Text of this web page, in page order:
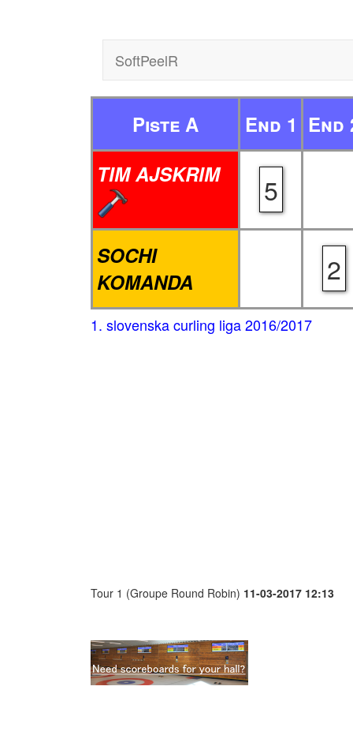
SoftPeelR
Piste A End 1 End
TIM AJSKRIM
5
SOCHI
KOMANDA
2
1. slovenska curling liga 2016/2017
Tour 1 (Groupe Round Robin) 11-03-2017 12:13